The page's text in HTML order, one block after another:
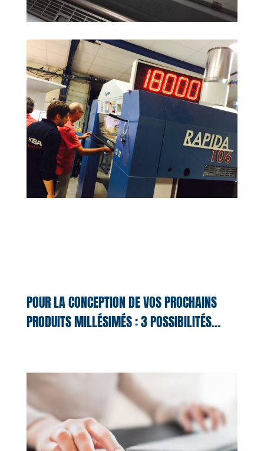
POUR LA CONCEPTION DE VOS PROCHAINS
PRODUITS MILLÉSIMÉS : 3 POSSIBILITÉS…